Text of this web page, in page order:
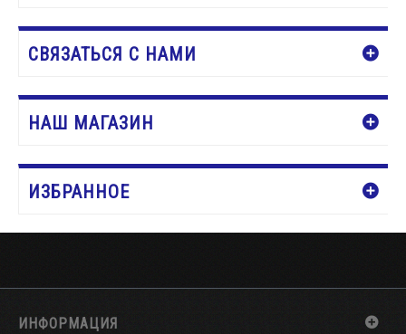
СВЯЗАТЬСЯ С НАМИ
НАШ МАГАЗИН
ИЗБРАННОЕ
ИНФОРМАЦИЯ